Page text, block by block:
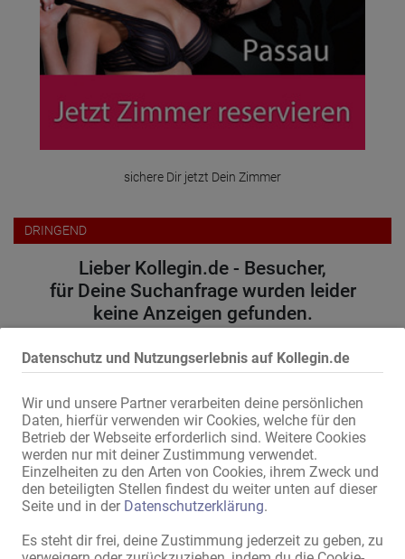
Datenschutz und Nutzungserlebnis auf Kollegin.de
Wir und unsere Partner verarbeiten deine persönlichen
Daten, hierfür verwenden wir Cookies, welche für den
Betrieb der Webseite erforderlich sind. Weitere Cookies
werden nur mit deiner Zustimmung verwendet.
Einzelheiten zu den Arten von Cookies, ihrem Zweck und
den beteiligten Stellen findest du weiter unten auf dieser
Seite und in der Datenschutzerklärung.
Es steht dir frei, deine Zustimmung jederzeit zu geben, zu
sichere Dir jetzt Dein Zimmer
DRINGEND
Lieber Kollegin.de - Besucher,
für Deine Suchanfrage wurden leider
keine Anzeigen gefunden.
Bitte versuche folgendes:
erweitere den Umkreis
ändere oder entferne einige Filteroptionen
Wir danken für Dein Verständnis und wünschen weiterhin viel
Erfolg auf Kollegin.de!